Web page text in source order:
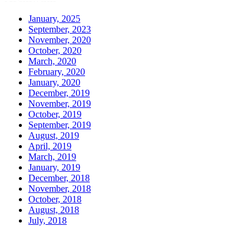
January, 2025
September, 2023
November, 2020
October, 2020
March, 2020
February, 2020
January, 2020
December, 2019
November, 2019
October, 2019
September, 2019
August, 2019
April, 2019
March, 2019
January, 2019
December, 2018
November, 2018
October, 2018
August, 2018
July, 2018